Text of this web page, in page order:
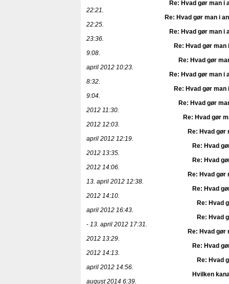
Re: Hvad gør man i
22:21.
Re: Hvad gør man i
22:25.
Re: Hvad gør man i
23:36.
Re: Hvad gør man
9:08.
Re: Hvad gør
april 2012 10:23.
Re: Hvad gør man i
8:32.
Re: Hvad gør man
9:04.
Re: Hvad gør
2012 11:30.
Re: Hvad gør
2012 12:03.
Re: Hvad gør
april 2012 12:19.
Re: Hvad
2012 13:35.
Re: Hvad
2012 14:06.
Re: Hvad gør
13. april 2012 12:38.
Re: Hvad
2012 14:10.
Re: Hvad
april 2012 16:43.
Re: Hvad
- 13. april 2012 17:31.
Re: Hvad gør
2012 13:29.
Re: Hvad
2012 14:13.
Re: Hvad
april 2012 14:56.
Hvilken
august 2014 6:39.